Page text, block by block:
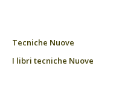
Tecniche Nuove
I libri tecniche Nuove